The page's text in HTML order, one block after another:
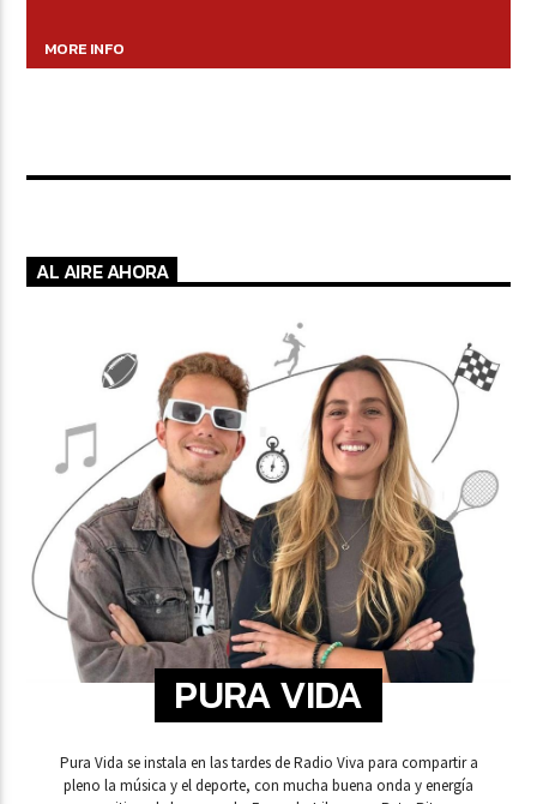
MORE INFO
AL AIRE AHORA
PURA VIDA
Pura Vida se instala en las tardes de Radio Viva para compartir a
pleno la música y el deporte, con mucha buena onda y energía